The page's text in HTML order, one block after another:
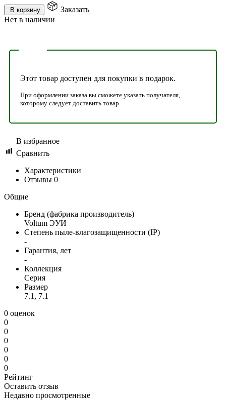
В корзину
Заказать
Нет в наличии
Этот товар доступен для покупки в подарок.
При оформлении заказа вы сможете указать получателя,
которому следует доставить товар.
В избранное
Сравнить
Характеристики
Отзывы 0
Общие
Бренд (фабрика производитель)
Voltum ЭУИ
Степень пыле-влагозащищенности (IP)
-
Гарантия, лет
-
Коллекция
Серия
Размер
7.1, 7.1
0 оценок
0
0
0
0
0
0
Рейтинг
Оставить отзыв
Недавно просмотренные